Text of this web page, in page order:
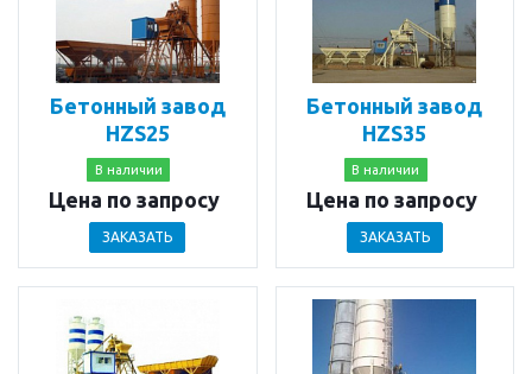
Бетонный завод
HZS25
В наличии
Цена по запросу
ЗАКАЗАТЬ
Бетонный завод
HZS35
В наличии
Цена по запросу
ЗАКАЗАТЬ